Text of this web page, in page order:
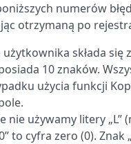
numerów
otrzymaną po
użytkownika składa się
10 znaków.
użycia funkcji
nie używamy litery
to cyfra zero (0). Znak